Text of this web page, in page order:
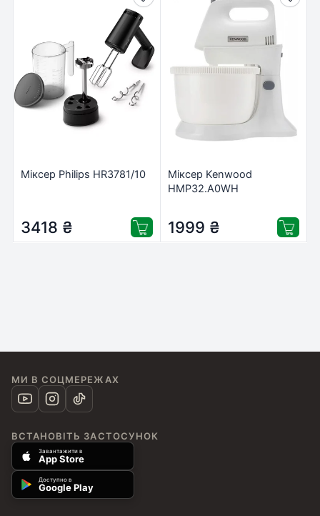
Міксер Philips HR3781/10
3418 ₴
Міксер Kenwood
HMP32.A0WH
1999 ₴
МИ В СОЦМЕРЕЖАХ
ВСТАНОВІТЬ ЗАСТОСУНОК
Завантажити в
App Store
Доступно в
Google Play